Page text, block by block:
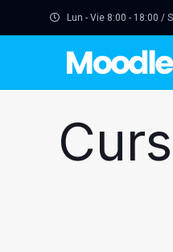
Lun - Vie 8:00 - 18:00 /